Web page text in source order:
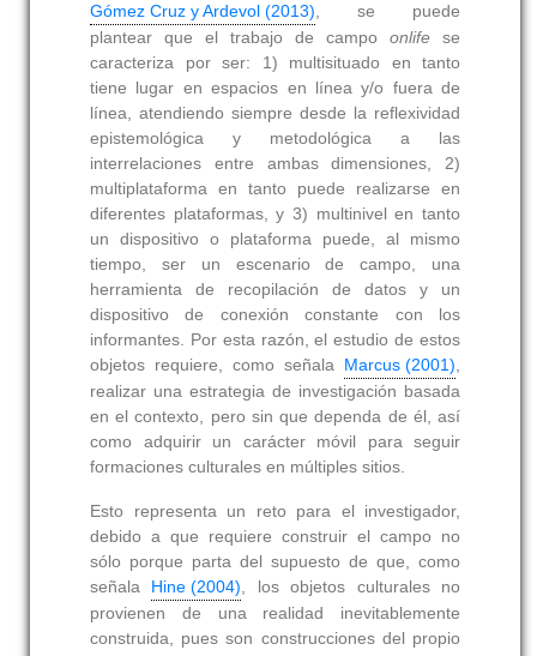
Gómez Cruz y Ardevol (2013) , se puede
plantear que el trabajo de campoonlife se
caracteriza por ser: 1) multisituado en tanto
tiene lugar en espacios en línea y/o fuera de
línea, atendiendo siempre desde la reflexividad
epistemológica y metodológica a las
interrelaciones entre ambas dimensiones, 2)
multiplataforma en tanto puede realizarse en
diferentes plataformas, y 3) multinivel en tanto
un dispositivo o plataforma puede, al mismo
tiempo, ser un escenario de campo, una
herramienta de recopilación de datos y un
dispositivo de conexión constante con los
informantes. Por esta razón, el estudio de estos
objetos requiere, como señala Marcus (2001)
realizar una estrategia de investigación basada
en el contexto, pero sin que dependa de él, así
como adquirir un carácter móvil para seguir
formaciones culturales en múltiples sitios.
Esto representa un reto para el investigador,
debido a que requiere construir el campo no
sólo porque parta del supuesto de que, como
señala Hine (2004) , los objetos culturales no
provienen de una realidad inevitablemente
construida, pues son construcciones del propio